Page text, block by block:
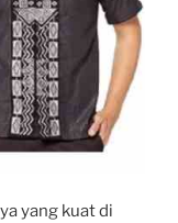
yang kuat di